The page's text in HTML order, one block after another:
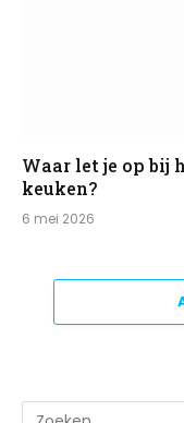
Waar let je op bij
keuken?
6 mei 2026